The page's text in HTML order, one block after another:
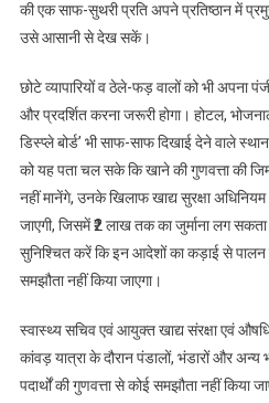
की एक साफ-सुथरी प्रति अपने प्रतिष्ठान में
उसे आसानी से देख सकें।
छोटे व्यापारियों व ठेले-फड़ वालों को भी अपना
और प्रदर्शित करना जरूरी होगा। होटल,
डिस्प्ले बोर्ड’ भी साफ-साफ दिखाई देने वाले
को यह पता चल सके कि खाने की गुणवत्ता की
नहीं मानेंगे, उनके खिलाफ खाद्य सुरक्षा
जाएगी, जिसमें ₹2 लाख तक का जुर्माना लग
सुनिश्चित करें कि इन आदेशों का कड़ाई से
समझौता नहीं किया जाएगा।
स्वास्थ्य सचिव एवं आयुक्त खाद्य संरक्षा एवं
कांवड़ यात्रा के दौरान पंडालों, भंडारों और अन्य
पदार्थों की गुणवत्ता से कोई समझौता नहीं किया